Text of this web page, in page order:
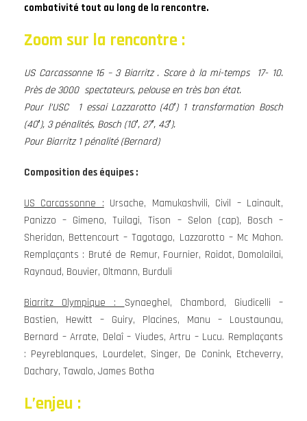
combativité tout au long de la rencontre.
Zoom sur la rencontre :
US Carcassonne 16 – 3 Biarritz . Score à la mi-temps 17- 10.
Près de 3000 spectateurs, pelouse en très bon état.
Pour l’USC 1 essai Lazzarotto (40′) 1 transformation Bosch
(40′), 3 pénalités, Bosch (10′, 27′, 43′).
Pour Biarritz 1 pénalité (Bernard)
Composition des équipes :
US Carcassonne : Ursache, Mamukashvili, Civil – Lainault,
Panizzo – Gimeno, Tuilagi, Tison – Selon (cap), Bosch –
Sheridan, Bettencourt – Tagotago, Lazzarotto – Mc Mahon.
Remplaçants : Bruté de Remur, Fournier, Roidot, Domolailai,
Raynaud, Bouvier, Oltmann, Burduli
Biarritz Olympique : Synaeghel, Chambord, Giudicelli –
Bastien, Hewitt – Guiry, Placines, Manu – Loustaunau,
Bernard – Arrate, Delaî – Viudes, Artru – Lucu. Remplaçants
: Peyreblanques, Lourdelet, Singer, De Conink, Etcheverry,
Dachary, Tawalo, James Botha
L’enjeu :